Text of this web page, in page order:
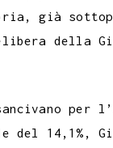
già
della
per
14,1%,